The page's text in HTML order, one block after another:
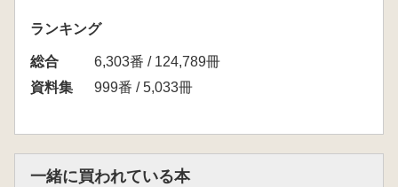
ランキング
総合
6,303番 / 124,789冊
資料集
999番 / 5,033冊
一緒に買われている本